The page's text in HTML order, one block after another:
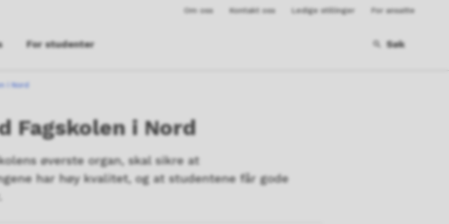
Om oss Kontakt oss Ledige stillinger For ansatte
For studenter Søk
i Nord
Fagskolen i Nord
øverste organ, skal sikre at
har høy kvalitet, og at studentene får gode